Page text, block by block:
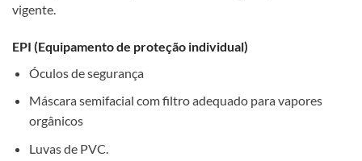
vigente.
EPI (Equipamento de proteção individual)
Óculos de segurança
Máscara semifacial com filtro adequado para vapores
orgânicos
Luvas de PVC.